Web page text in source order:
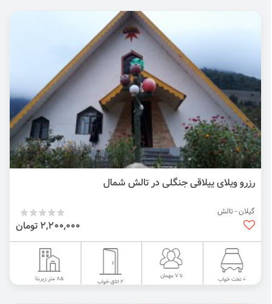
رزرو ویلای ییلاقی جنگلی در تالش شمال
گیلان - تالش
2,200,000 تومان
0 تخت خواب تا 7 مهمان
2 اتاق خواب 85 متر زیربنا